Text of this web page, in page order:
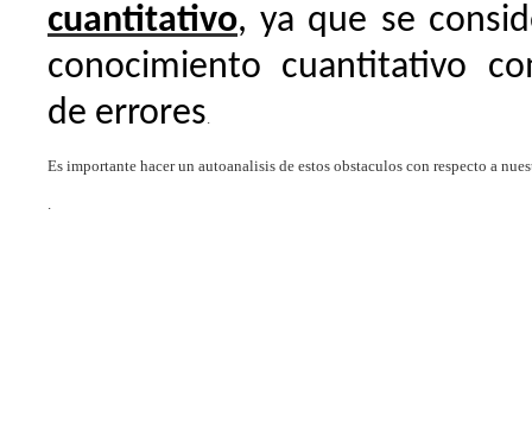
cuantitativo, ya que se
conocimiento cuantitativo
de errores
Es importante hacer un autoanalisis de estos obstaculos con respecto a